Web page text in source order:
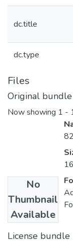
dc.title
dc.type
Files
Original bundle
Now showing 1 -
No
Thumbnail
Available
License bundle